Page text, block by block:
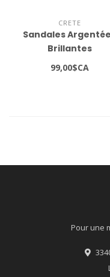
CRETE
Sandales
Brillantes
99,00$CA
Pour une